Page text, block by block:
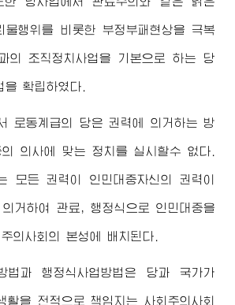
물행위를 비롯한 부정부패현상을 극복
의 조직정치사업을 기본으로 하는 당
을 확립하였다.
로동계급의 당은 권력에 의거하는 방
의 의사에 맞는 정치를 실시할수 없다.
모든 권력이 인민대중자신의 권력이
거하여 관료, 행정식으로 인민대중을
의사회의 본성에 배치된다.
법과 행정식사업방법은 당과 국가가
활을 전적으로 책임지는 사회주의사회